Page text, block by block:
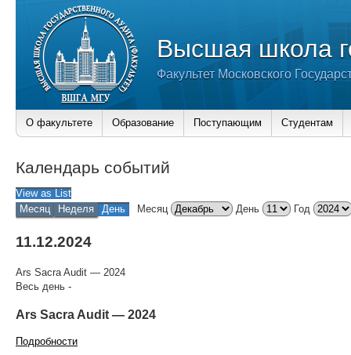
Высшая школа
Факультет Московского
О факультете Образование Поступающим Студентам
Календарь событий
View asList
Месяц
Неделя День Месяц День Год
11.12.2024
Ars Sacra Audit — 2024
Весь день -
Ars Sacra Audit — 2024
Подробности